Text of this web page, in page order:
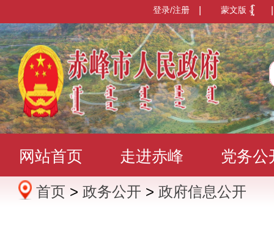
蒙文版
登录/注册
网站首页 走进赤峰 党务公
办事服务 政民互动 数据发
首页 > 政务公开 > 政府信息公开